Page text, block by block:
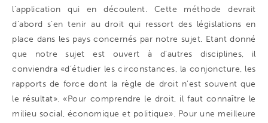
l’application qui en découlent. Cette méthode devrait
d’abord s’en tenir au droit qui ressort des législations en
place dans les pays concernés par notre sujet. Etant donné
que notre sujet est ouvert à d’autres disciplines, il
conviendra «d’étudier les circonstances, la conjoncture, les
rapports de force dont la règle de droit n’est souvent que
le résultat». «Pour comprendre le droit, il faut connaître le
milieu social, économique et politique». Pour une meilleure